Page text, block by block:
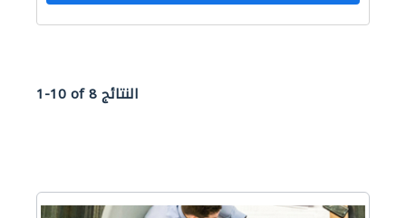
1-10 of 8 النتائج